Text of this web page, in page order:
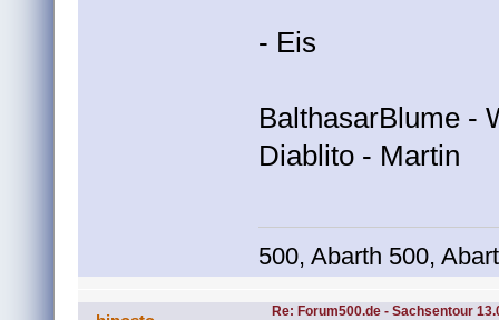
- Eis
BalthasarBlume -
Diablito - Martin
500, Abarth 500,
Re: Forum500.de - Sachsentour